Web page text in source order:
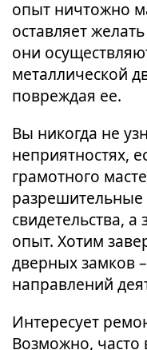
опыт ничтожно
оставляет
они
металлической
повреждая ее.
Вы никогда не
неприятностях,
грамотного
свидетельства,
опыт. Хотим
дверных замков
направлений
Интересует
Возможно,